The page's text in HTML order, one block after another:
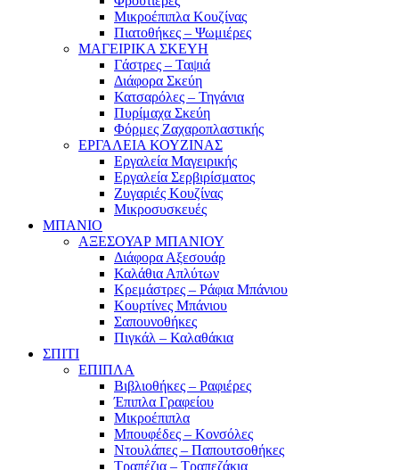
Μικροέπιπλα Κουζίνας
Πιατοθήκες – Ψωμιέρες
ΜΑΓΕΙΡΙΚΑ ΣΚΕΥΗ
Γάστρες – Ταψιά
Διάφορα Σκεύη
Κατσαρόλες – Τηγάνια
Πυρίμαχα Σκεύη
Φόρμες Ζαχαροπλαστικής
ΕΡΓΑΛΕΙΑ ΚΟΥΖΙΝΑΣ
Εργαλεία Μαγειρικής
Εργαλεία Σερβιρίσματος
Ζυγαριές Κουζίνας
Μικροσυσκευές
ΜΠΑΝΙΟ
ΑΞΕΣΟΥΑΡ ΜΠΑΝΙΟΥ
Διάφορα Αξεσουάρ
Καλάθια Απλύτων
Κρεμάστρες – Ράφια Μπάνιου
Κουρτίνες Μπάνιου
Σαπουνοθήκες
Πιγκάλ – Καλαθάκια
ΣΠΙΤΙ
ΕΠΙΠΛΑ
Βιβλιοθήκες – Ραφιέρες
Έπιπλα Γραφείου
Μικροέπιπλα
Μπουφέδες – Κονσόλες
Ντουλάπες – Παπουτσοθήκες
Τραπέζια – Τραπεζάκια